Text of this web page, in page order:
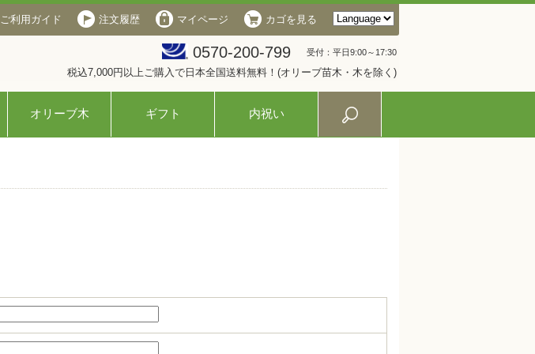
ご利用ガイド 注文履歴 マイページ カゴを見る
0570-200-799 受付：平日9:00～17:30
税込7,000円以上ご購入で日本全国送料無料！(オリーブ苗木・木を除く)
オリーブ木 ギフト 内祝い